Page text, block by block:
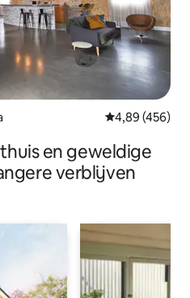
Gemiddelde
4,89 (456)
en geweldige
verblijven